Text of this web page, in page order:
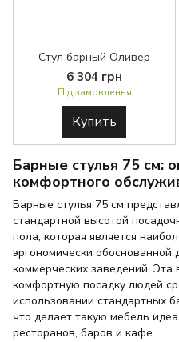
Стул барный Оливер
6 304 грн
Під замовлення
Купить
Барные стулья 75 см:
комфортного
Барные стулья 75 см
стандартной высотой
пола, которая является
эргономически обоснованной
коммерческих заведений. Эта
комфортную посадку людей
использовании стандартных
что делает такую мебель
ресторанов, баров и кафе.